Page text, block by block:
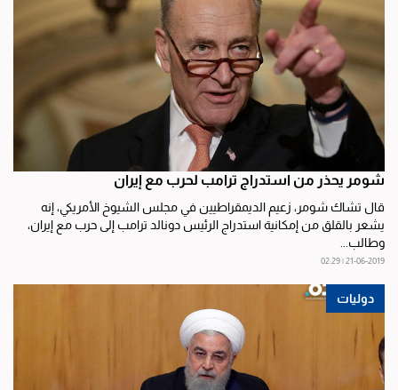
شومر يحذر من استدراج ترامب لحرب مع إيران
قال تشاك شومر، زعيم الديمقراطيين في مجلس الشيوخ الأمريكي، إنه
يشعر بالقلق من إمكانية استدراج الرئيس دونالد ترامب إلى حرب مع إيران،
وطالب...
21-06-2019 | 02:29
دوليات